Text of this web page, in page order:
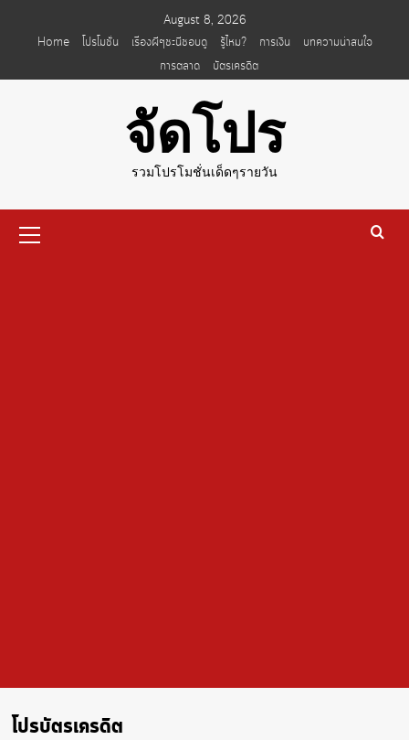
August 8, 2026
Home
โปรโมชั่น เรื่องผีๆชะนีชอบดู รู้ไหม? การเงิน
บทความน่าสนใจ
การตลาด
บัตรเครดิต
จัดโปร
รวมโปรโมชั่นเด็ดๆรายวัน
Menu
โปรบัตรเครดิต